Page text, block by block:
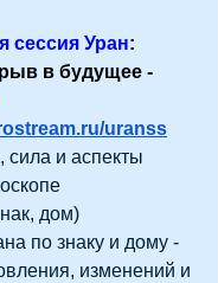
сессия Уран:
в будущее -
uranss
сила и аспекты
дом)
по знаку и дому -
изменений и